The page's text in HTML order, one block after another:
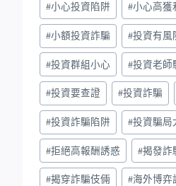
#小心投資陷阱 #小心高獲
#小額投資詐騙 #投資有風
#投資群組小心 #投資老師
#投資要查證 #投資詐騙
#投資詐騙陷阱 #投資騙局
#拒絕高報酬誘惑 #揭發詐
#揭穿詐騙伎倆 #海外博弈